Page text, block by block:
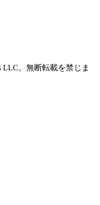
LLC。無断転載を禁じま